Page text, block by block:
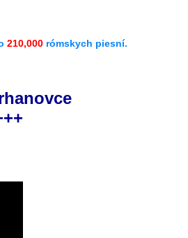
210,000 rómskych piesní.